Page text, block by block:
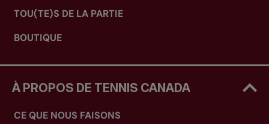
TOU(TE)S DE LA PARTIE
BOUTIQUE
À PROPOS DE TENNIS CANADA
CE QUE NOUS FAISONS